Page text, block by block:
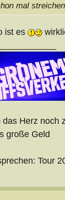
mal
ist es
das Herz noch
große Geld
Tour